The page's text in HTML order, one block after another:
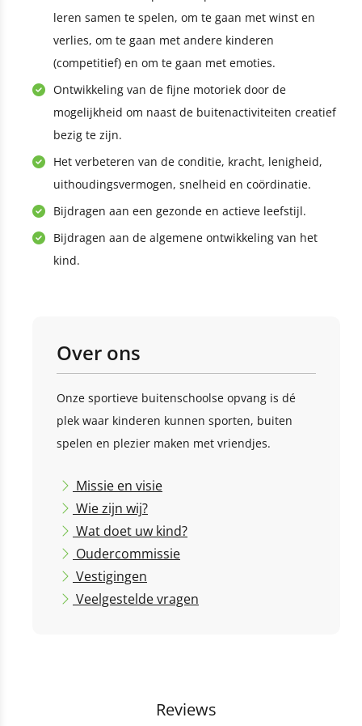
leren samen te spelen, om te gaan met winst en
verlies, om te gaan met andere kinderen
(competitief) en om te gaan met emoties.
Ontwikkeling van de fijne motoriek door de
mogelijkheid om naast de buitenactiviteiten creatief
bezig te zijn.
Het verbeteren van de conditie, kracht, lenigheid,
uithoudingsvermogen, snelheid en coördinatie.
Bijdragen aan een gezonde en actieve leefstijl.
Bijdragen aan de algemene ontwikkeling van het
kind.
Over ons
Onze sportieve buitenschoolse opvang is dé
plek waar kinderen kunnen sporten, buiten
spelen en plezier maken met vriendjes.
Missie en visie
Wie zijn wij?
Wat doet uw kind?
Oudercommissie
Vestigingen
Veelgestelde vragen
Reviews